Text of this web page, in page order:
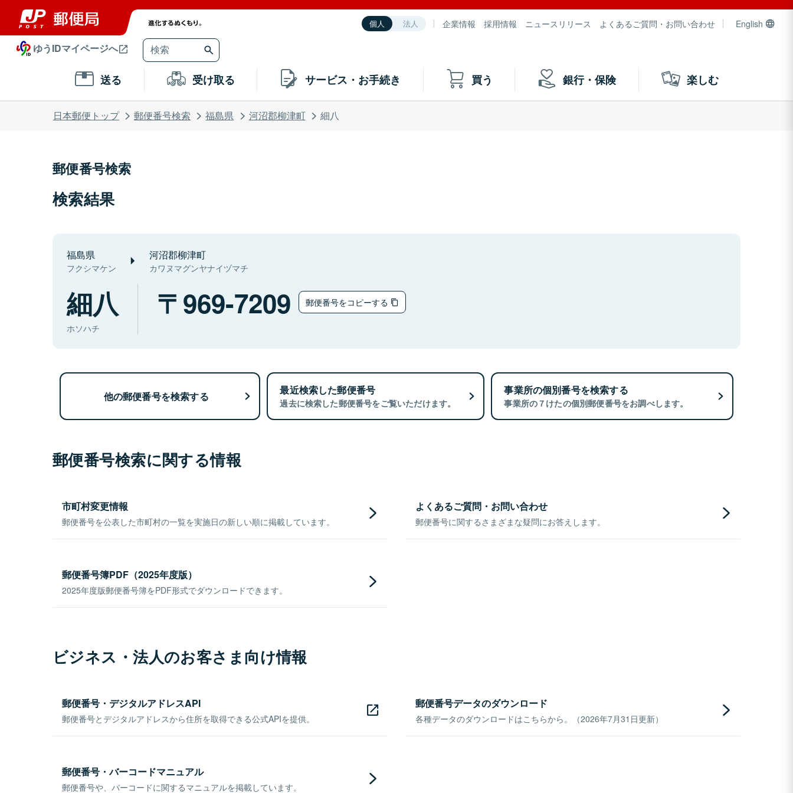
個人 法人 企業情報 採用情報 ニュースリリース よくあるご質問・お問い合わせ English
ゆうIDマイページへ
送る 受け取る サービス・お手続き 買う 銀行・保険 楽しむ
日本郵便トップ 郵便番号検索 福島県 河沼郡柳津町 細八
郵便番号検索
検索結果
福島県
フクシマケン
河沼郡柳津町
カワヌマグンヤナイヅマチ
細八
ホソハチ
969-7209 郵便番号をコピーする
他の郵便番号を検索する 最近検索した郵便番号
過去に検索した郵便番号をご覧いただけます。
事業所の個別番号を検索する
事業所の７けたの個別郵便番号をお調べします。
郵便番号検索に関する情報
市町村変更情報
郵便番号を公表した市町村の一覧を実施日の新しい順に掲載しています。
よくあるご質問・お問い合わせ
郵便番号に関するさまざまな疑問にお答えします。
郵便番号簿PDF（2025年度版）
2025年度版郵便番号簿をPDF形式でダウンロードできます。
ビジネス・法人のお客さま向け情報
郵便番号・デジタルアドレスAPI
郵便番号とデジタルアドレスから住所を取得できる公式APIを提供。
郵便番号データのダウンロード
各種データのダウンロードはこちらから。（2026年7月31日更新）
郵便番号・バーコードマニュアル
郵便番号や、バーコードに関するマニュアルを掲載しています。